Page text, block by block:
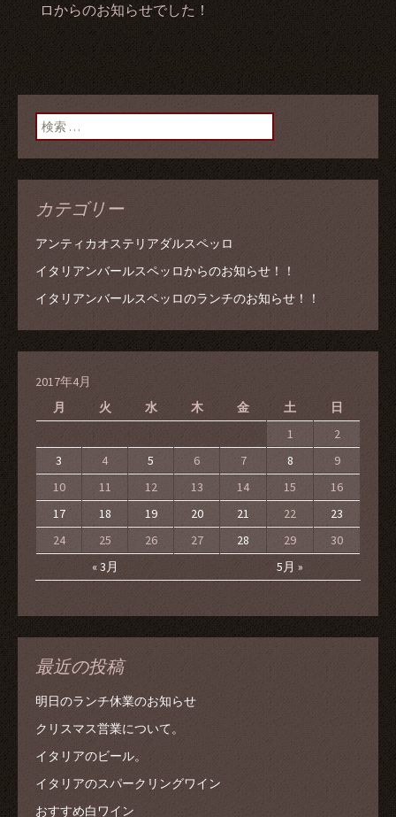
ロからのお知らせでした！
検索:
カテゴリー
アンティカオステリアダルスペッロ
イタリアンバールスペッロからのお知らせ！！
イタリアンバールスペッロのランチのお知らせ！！
2017年4月
月
火 水 木 金 土 日
« 3月 5月 »
1
2
3
4 5 6 7 8
9
10
11 12 13 14 15
16
17
18 19 20 21 22
23
24
25 26 27 28 29 30
最近の投稿
明日のランチ休業のお知らせ
クリスマス営業について。
イタリアのビール。
イタリアのスパークリングワイン
おすすめ白ワイン